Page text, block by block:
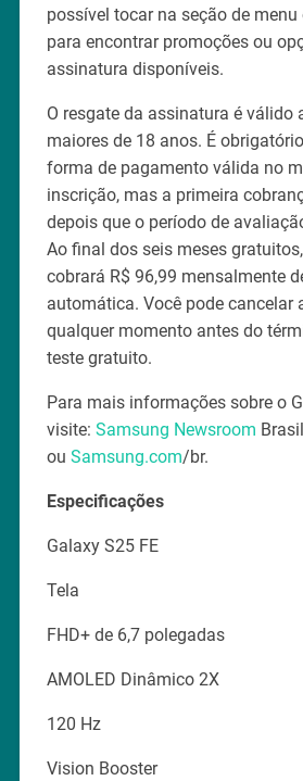
possível tocar na seção de
para encontrar promoções ou
assinatura disponíveis.
O resgate da assinatura é válido
maiores de 18 anos. É
forma de pagamento válida no
inscrição, mas a primeira
depois que o período de
Ao final dos seis meses
cobrará R$ 96,99 mensalmente
automática. Você pode cancelar
qualquer momento antes do
teste gratuito.
Para mais informações sobre o
visite: Samsung Newsroom
ou Samsung.com/br.
Especificações
Galaxy S25 FE
Tela
FHD+ de 6,7 polegadas
AMOLED Dinâmico 2X
120 Hz
Vision Booster